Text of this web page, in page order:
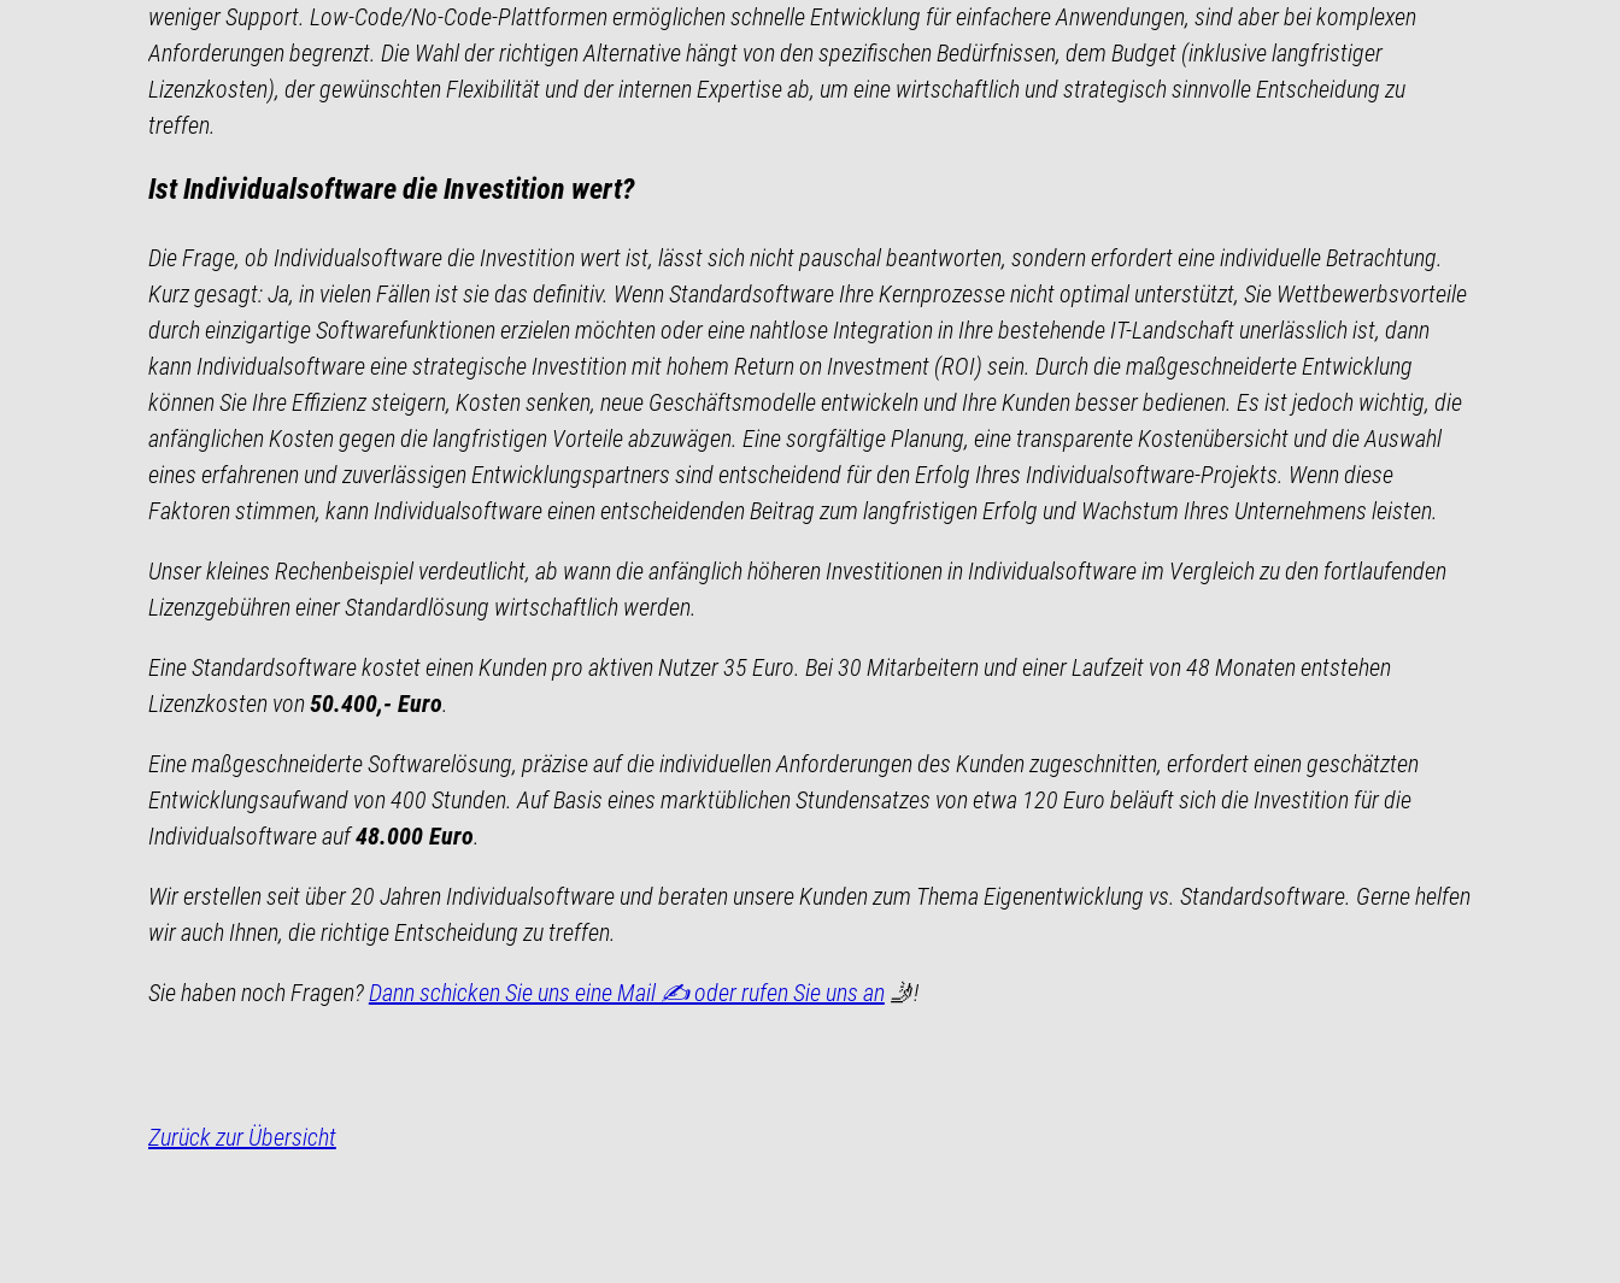
weniger Support. Low-Code/No-Code-Plattformen ermöglichen schnelle Entwicklung für einfachere Anwendungen, sind aber bei komplexen
Anforderungen begrenzt. Die Wahl der richtigen Alternative hängt von den spezifischen Bedürfnissen, dem Budget (inklusive langfristiger
Lizenzkosten), der gewünschten Flexibilität und der internen Expertise ab, um eine wirtschaftlich und strategisch sinnvolle Entscheidung zu
treffen.
Ist Individualsoftware die Investition wert?
Die Frage, ob Individualsoftware die Investition wert ist, lässt sich nicht pauschal beantworten, sondern erfordert eine individuelle Betrachtung.
Kurz gesagt: Ja, in vielen Fällen ist sie das definitiv. Wenn Standardsoftware Ihre Kernprozesse nicht optimal unterstützt, Sie Wettbewerbsvorteile
durch einzigartige Softwarefunktionen erzielen möchten oder eine nahtlose Integration in Ihre bestehende IT-Landschaft unerlässlich ist, dann
kann Individualsoftware eine strategische Investition mit hohem Return on Investment (ROI) sein. Durch die maßgeschneiderte Entwicklung
können Sie Ihre Effizienz steigern, Kosten senken, neue Geschäftsmodelle entwickeln und Ihre Kunden besser bedienen. Es ist jedoch wichtig, die
anfänglichen Kosten gegen die langfristigen Vorteile abzuwägen. Eine sorgfältige Planung, eine transparente Kostenübersicht und die Auswahl
eines erfahrenen und zuverlässigen Entwicklungspartners sind entscheidend für den Erfolg Ihres Individualsoftware-Projekts. Wenn diese
Faktoren stimmen, kann Individualsoftware einen entscheidenden Beitrag zum langfristigen Erfolg und Wachstum Ihres Unternehmens leisten.
Unser kleines Rechenbeispiel verdeutlicht, ab wann die anfänglich höheren Investitionen in Individualsoftware im Vergleich zu den fortlaufenden
Lizenzgebühren einer Standardlösung wirtschaftlich werden.
Eine Standardsoftware kostet einen Kunden pro aktiven Nutzer 35 Euro. Bei 30 Mitarbeitern und einer Laufzeit von 48 Monaten entstehen
Lizenzkosten von50.400,- Euro.
Eine maßgeschneiderte Softwarelösung, präzise auf die individuellen Anforderungen des Kunden zugeschnitten, erfordert einen geschätzten
Entwicklungsaufwand von 400 Stunden. Auf Basis eines marktüblichen Stundensatzes von etwa 120 Euro beläuft sich die Investition für die
Individualsoftware auf48.000 Euro.
Wir erstellen seit über 20 Jahren Individualsoftware und beraten unsere Kunden zum Thema Eigenentwicklung vs. Standardsoftware. Gerne helfen
wir auch Ihnen, die richtige Entscheidung zu treffen.
Sie haben noch Fragen?Dann schicken Sie uns eine Mail ✍️ oder rufen Sie uns an🤳!
Zurück zur Übersicht